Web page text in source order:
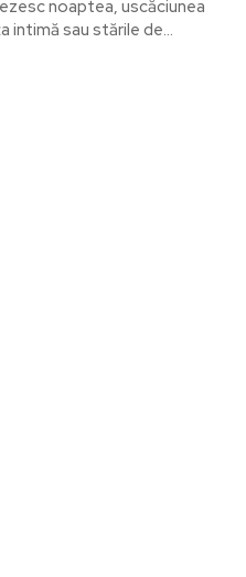
noaptea, uscăciunea
intimă sau stările de...